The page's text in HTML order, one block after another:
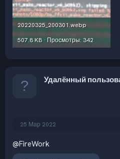
20220325_200301.webp
507.8 KB · Просмотры: 342
Удалённый
25 Мар 2022
@FireWork